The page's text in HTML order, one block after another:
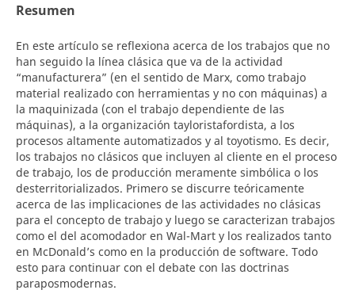
Resumen
En este artículo se reflexiona acerca de los trabajos que no
han seguido la línea clásica que va de la actividad
“manufacturera” (en el sentido de Marx, como trabajo
material realizado con herramientas y no con máquinas) a
la maquinizada (con el trabajo dependiente de las
máquinas), a la organización tayloristafordista, a los
procesos altamente automatizados y al toyotismo. Es decir,
los trabajos no clásicos que incluyen al cliente en el proceso
de trabajo, los de producción meramente simbólica o los
desterritorializados. Primero se discurre teóricamente
acerca de las implicaciones de las actividades no clásicas
para el concepto de trabajo y luego se caracterizan trabajos
como el del acomodador en Wal-Mart y los realizados tanto
en McDonald’s como en la producción de software. Todo
esto para continuar con el debate con las doctrinas
paraposmodernas.